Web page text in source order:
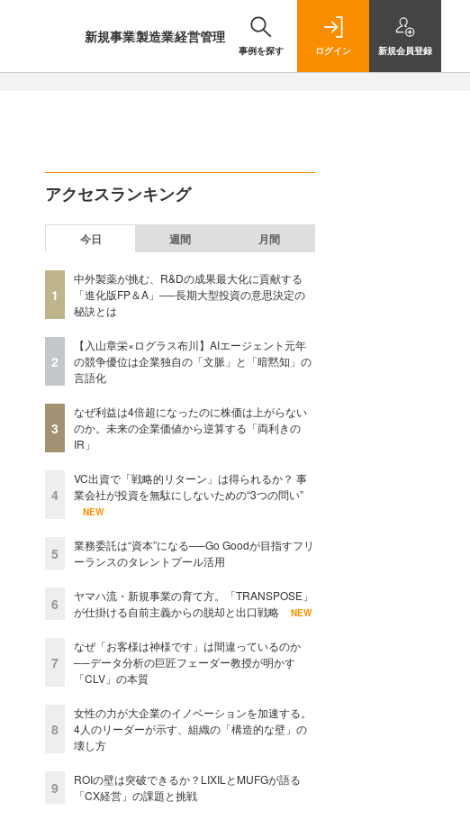
新規事業製造業経営管理
事例を探す ログイン 新規会員登録
アクセスランキング
今日 週間 月間
1
中外製薬が挑む、R&Dの成果最大化に貢献する
「進化版FP＆A」──長期大型投資の意思決定の
秘訣とは
2
【入山章栄×ログラス布川】AIエージェント元年
の競争優位は企業独自の「文脈」と「暗黙知」の
言語化
3
なぜ利益は4倍超になったのに株価は上がらない
のか。未来の企業価値から逆算する「両利きの
IR」
4
VC出資で「戦略的リターン」は得られるか？ 事
業会社が投資を無駄にしないための“3つの問い”
NEW
5
業務委託は“資本”になる──Go Goodが目指すフリ
ーランスのタレントプール活用
6
ヤマハ流・新規事業の育て方。「TRANSPOSE」
が仕掛ける自前主義からの脱却と出口戦略
NEW
7
なぜ「お客様は神様です」は間違っているのか
──データ分析の巨匠フェーダー教授が明かす
「CLV」の本質
8
女性の力が大企業のイノベーションを加速する。
4人のリーダーが示す、組織の「構造的な壁」の
壊し方
9
ROIの壁は突破できるか？LIXILとMUFGが語る
「CX経営」の課題と挑戦